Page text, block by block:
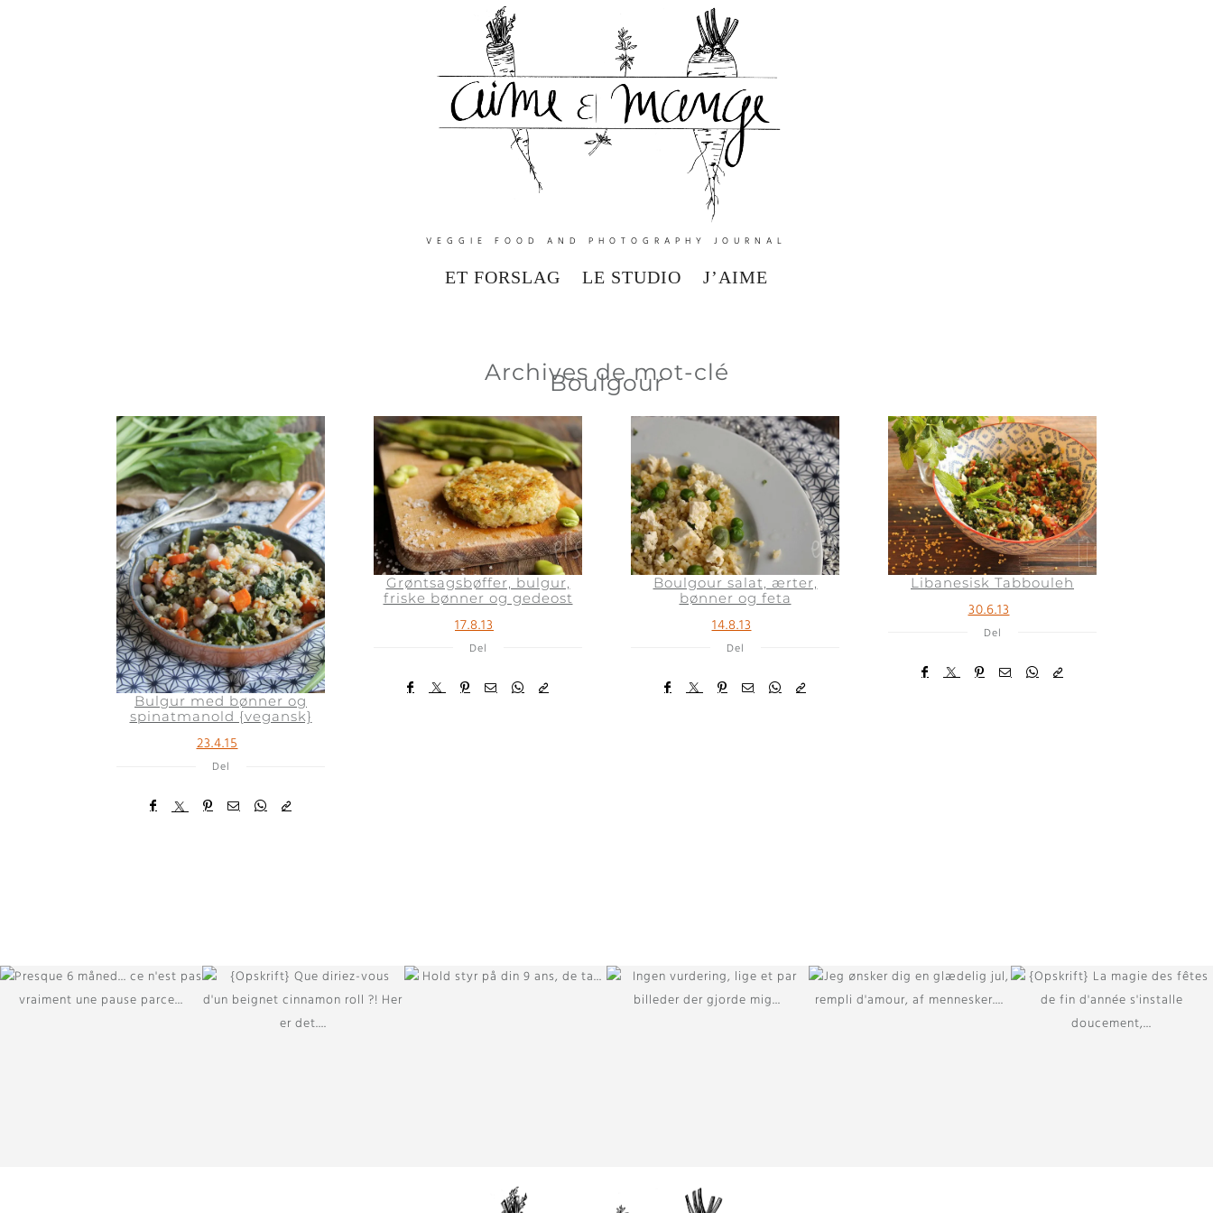
VEGGIE FOOD AND PHOTOGRAPHY JOURNAL
ET FORSLAG LE STUDIO J’AIME
Archives de mot-clé
Boulgour
Bulgur med bønner og
spinatmanold {vegansk}
23.4.15
Del
Grøntsagsbøffer, bulgur,
friske bønner og gedeost
17.8.13
Del
Boulgour salat, ærter,
bønner og feta
14.8.13
Del
Libanesisk Tabbouleh
30.6.13
Del